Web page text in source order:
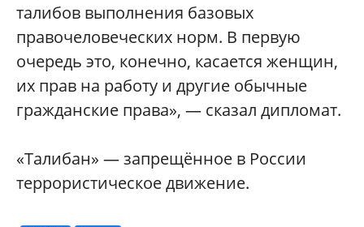
талибов выполнения базовых
правочеловеческих норм. В первую
очередь это, конечно, касается женщин,
их прав на работу и другие обычные
гражданские права», — сказал дипломат.
«Талибан» — запрещённое в России
террористическое движение.